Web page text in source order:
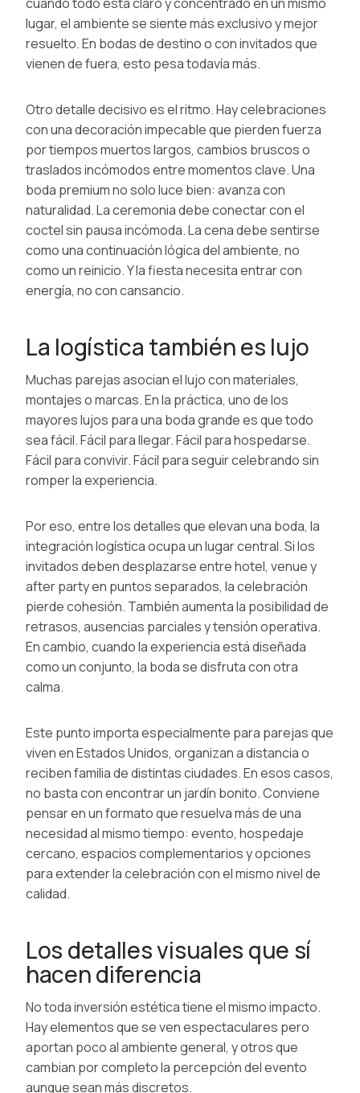
lugar, el ambiente se siente más exclusivo y mejor
resuelto. En bodas de destino o con invitados que
vienen de fuera, esto pesa todavía más.
Otro detalle decisivo es el ritmo. Hay celebraciones
con una decoración impecable que pierden fuerza
por tiempos muertos largos, cambios bruscos o
traslados incómodos entre momentos clave. Una
boda premium no solo luce bien: avanza con
naturalidad. La ceremonia debe conectar con el
coctel sin pausa incómoda. La cena debe sentirse
como una continuación lógica del ambiente, no
como un reinicio. Y la fiesta necesita entrar con
energía, no con cansancio.
La logística también es lujo
Muchas parejas asocian el lujo con materiales,
montajes o marcas. En la práctica, uno de los
mayores lujos para una boda grande es que todo
sea fácil. Fácil para llegar. Fácil para hospedarse.
Fácil para convivir. Fácil para seguir celebrando sin
romper la experiencia.
Por eso, entre los detalles que elevan una boda, la
integración logística ocupa un lugar central. Si los
invitados deben desplazarse entre hotel, venue y
after party en puntos separados, la celebración
pierde cohesión. También aumenta la posibilidad de
retrasos, ausencias parciales y tensión operativa.
En cambio, cuando la experiencia está diseñada
como un conjunto, la boda se disfruta con otra
calma.
Este punto importa especialmente para parejas que
viven en Estados Unidos, organizan a distancia o
reciben familia de distintas ciudades. En esos casos,
no basta con encontrar un jardín bonito. Conviene
pensar en un formato que resuelva más de una
necesidad al mismo tiempo: evento, hospedaje
cercano, espacios complementarios y opciones
para extender la celebración con el mismo nivel de
calidad.
Los detalles visuales que sí
hacen diferencia
No toda inversión estética tiene el mismo impacto.
Hay elementos que se ven espectaculares pero
aportan poco al ambiente general, y otros que
cambian por completo la percepción del evento
aunque sean más discretos.